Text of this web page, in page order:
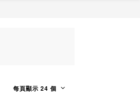
每頁顯示 24 個